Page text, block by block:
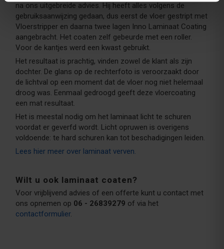
na ons uitgebreide advies. Hij heeft alles volgens de
gebruiksaanwijzing gedaan, dus eerst de vloer gestript met
Vloerstripper en daarna twee lagen Inno Laminaat Coating
aangebracht. Het coaten zelf gebeurde met een roller.
Voor de kantjes werd een kwast gebruikt.
Het resultaat is prachtig, vinden zowel de klant als zijn
dochter. De glans op de rechterfoto is veroorzaakt door
de lichtval op een moment dat de vloer nog niet helemaal
droog was. Eenmaal gedroogd geeft deze vloercoating
een mat resultaat.
Het is meestal nodig om het laminaat licht te schuren
voordat er geverfd wordt. Licht opruwen is overigens
voldoende: te hard schuren kan tot beschadigingen leiden.
Lees hier meer over laminaat verven.
Wilt u ook laminaat coaten?
Voor vrijblijvend advies of een offerte kunt u contact met
ons opnemen op 06 - 26839279 of via het
contactformulier.